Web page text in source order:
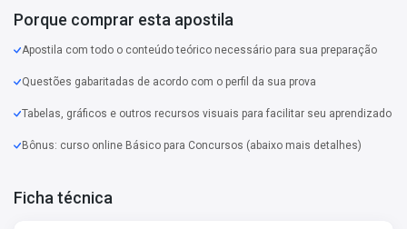
Porque comprar esta apostila
Apostila com todo o conteúdo teórico necessário para sua preparação
Questões gabaritadas de acordo com o perfil da sua prova
Tabelas, gráficos e outros recursos visuais para facilitar seu aprendizado
Bônus: curso online Básico para Concursos (abaixo mais detalhes)
Ficha técnica